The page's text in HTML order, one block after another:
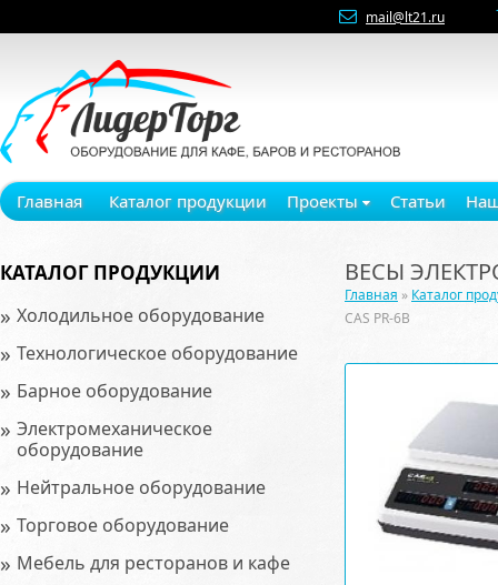
mail@lt21.ru
Главная Каталог продукции Проекты Статьи
КАТАЛОГ ПРОДУКЦИИ
» Холодильное оборудование
» Технологическое оборудование
» Барное оборудование
» Электромеханическое
оборудование
» Нейтральное оборудование
» Торговое оборудование
» Мебель для ресторанов и кафе
ВЕСЫ
Главная » Каталог
CAS PR-6B